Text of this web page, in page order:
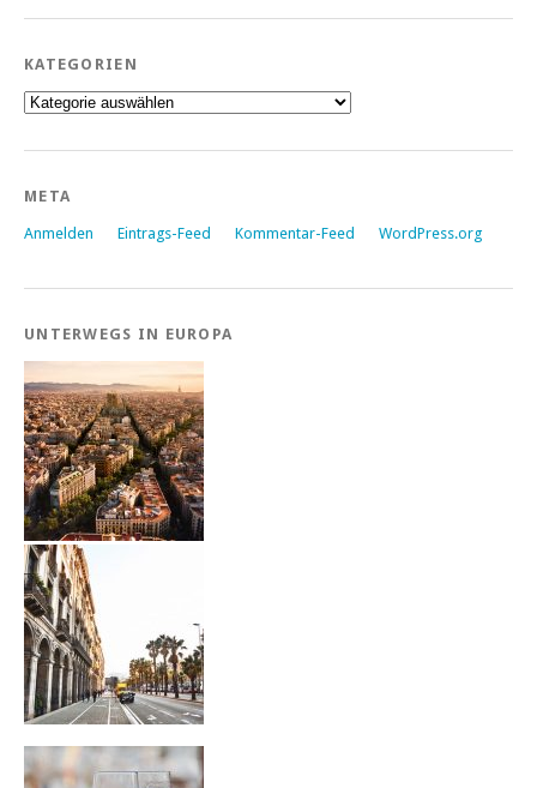
KATEGORIEN
Kategorien
META
Anmelden Eintrags-Feed Kommentar-Feed WordPress.org
UNTERWEGS IN EUROPA